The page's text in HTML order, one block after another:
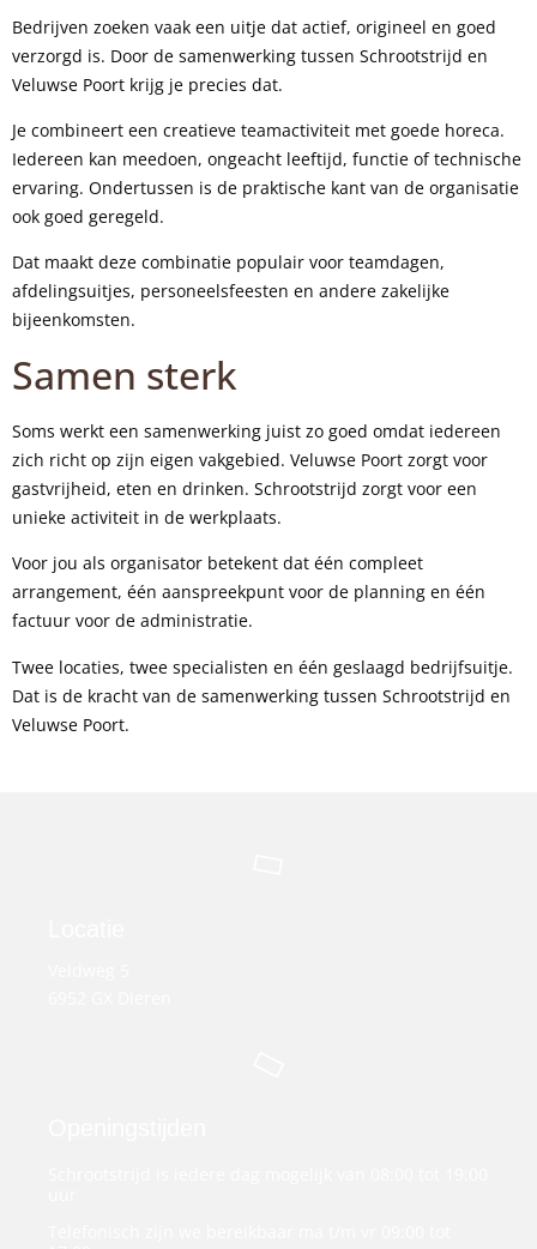
Bedrijven zoeken vaak een uitje dat actief, origineel en goed
verzorgd is. Door de samenwerking tussen Schrootstrijd en
Veluwse Poort krijg je precies dat.
Je combineert een creatieve teamactiviteit met goede horeca.
Iedereen kan meedoen, ongeacht leeftijd, functie of technische
ervaring. Ondertussen is de praktische kant van de organisatie
ook goed geregeld.
Dat maakt deze combinatie populair voor teamdagen,
afdelingsuitjes, personeelsfeesten en andere zakelijke
bijeenkomsten.
Samen sterk
Soms werkt een samenwerking juist zo goed omdat iedereen
zich richt op zijn eigen vakgebied. Veluwse Poort zorgt voor
gastvrijheid, eten en drinken. Schrootstrijd zorgt voor een
unieke activiteit in de werkplaats.
Voor jou als organisator betekent dat één compleet
arrangement, één aanspreekpunt voor de planning en één
factuur voor de administratie.
Twee locaties, twee specialisten en één geslaagd bedrijfsuitje.
Dat is de kracht van de samenwerking tussen Schrootstrijd en
Veluwse Poort.